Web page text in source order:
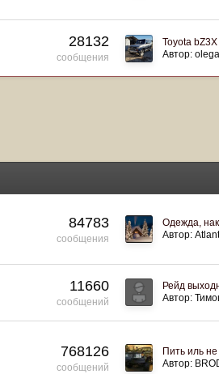
28132
сообщения
Toyota bZ3X
Автор:
84783
сообщения
Одежда,
Автор: Atlant
11660
сообщений
Рейд
Автор:
768126
сообщений
Пить иль
Автор: